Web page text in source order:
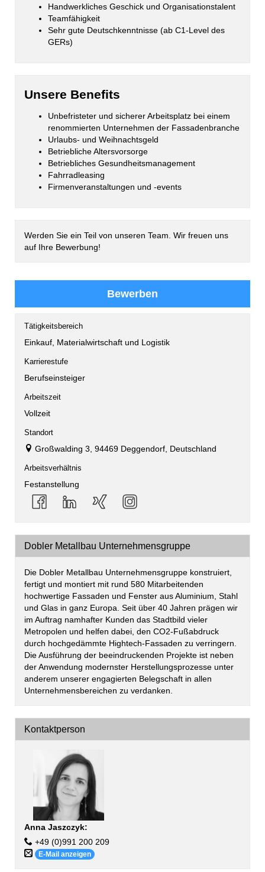
Handwerkliches Geschick und Organisationstalent
Teamfähigkeit
Sehr gute Deutschkenntnisse (ab C1-Level des
GERs)
Unsere Benefits
Unbefristeter und sicherer Arbeitsplatz bei einem
renommierten Unternehmen der Fassadenbranche
Urlaubs- und Weihnachtsgeld
Betriebliche Altersvorsorge
Betriebliches Gesundheitsmanagement
Fahrradleasing
Firmenveranstaltungen und -events
Werden Sie ein Teil von unseren Team. Wir freuen uns
auf Ihre Bewerbung!
Bewerben
Tätigkeitsbereich
Einkauf, Materialwirtschaft und Logistik
Karrierestufe
Berufseinsteiger
Arbeitszeit
Vollzeit
Standort
Großwalding 3, 94469 Deggendorf, Deutschland
Arbeitsverhältnis
Festanstellung
Dobler Metallbau Unternehmensgruppe
Die Dobler Metallbau Unternehmensgruppe konstruiert,
fertigt und montiert mit rund 580 Mitarbeitenden
hochwertige Fassaden und Fenster aus Aluminium, Stahl
und Glas in ganz Europa. Seit über 40 Jahren prägen wir
im Auftrag namhafter Kunden das Stadtbild vieler
Metropolen und helfen dabei, den CO2-Fußabdruck
durch hochgedämmte Hightech-Fassaden zu verringern.
Die Ausführung der beeindruckenden Projekte ist neben
der Anwendung modernster Herstellungsprozesse unter
anderem unserer engagierten Belegschaft in allen
Unternehmensbereichen zu verdanken.
Kontaktperson
Anna Jaszczyk:
+49 (0)991 200 209
E-Mail anzeigen